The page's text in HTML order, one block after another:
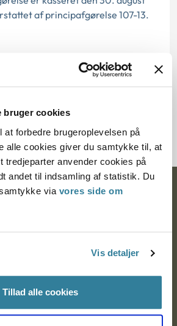
bruger cookies
at forbedre brugeroplevelsen på
alle cookies giver du samtykke til, at
tredjeparter anvender cookies på
andet til indsamling af statistik. Du
via vores side om
Vis detaljer
Tillad alle cookies
af principafgørelse 107-13.